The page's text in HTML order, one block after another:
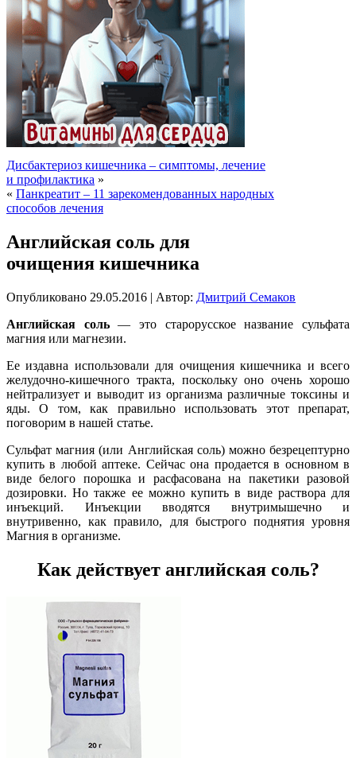
Дисбактериоз кишечника – симптомы, лечение
и профилактика »
« Панкреатит – 11 зарекомендованных народных
способов лечения
Английская соль для
очищения кишечника
Опубликовано 29.05.2016 | Автор: Дмитрий Семаков
Английская соль— это старорусское название сульфата
магния или магнезии.
Ее издавна использовали для очищения кишечника и всего
желудочно-кишечного тракта, поскольку оно очень хорошо
нейтрализует и выводит из организма различные токсины и
яды. О том, как правильно использовать этот препарат,
поговорим в нашей статье.
Сульфат магния (или Английская соль) можно безрецептурно
купить в любой аптеке. Сейчас она продается в основном в
виде белого порошка и расфасована на пакетики разовой
дозировки. Но также ее можно купить в виде раствора для
инъекций. Инъекции вводятся внутримышечно и
внутривенно, как правило, для быстрого поднятия уровня
Магния в организме.
Как действует английская соль?